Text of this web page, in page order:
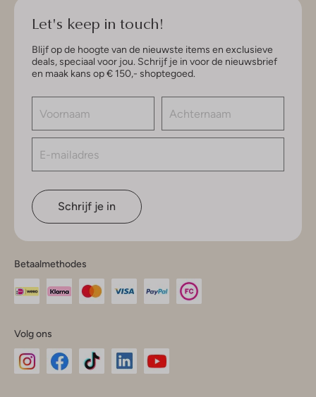
Let's keep in touch!
Blijf op de hoogte van de nieuwste items en exclusieve
deals, speciaal voor jou. Schrijf je in voor de nieuwsbrief
en maak kans op € 150,- shoptegoed.
Schrijf je in
Betaalmethodes
Volg ons